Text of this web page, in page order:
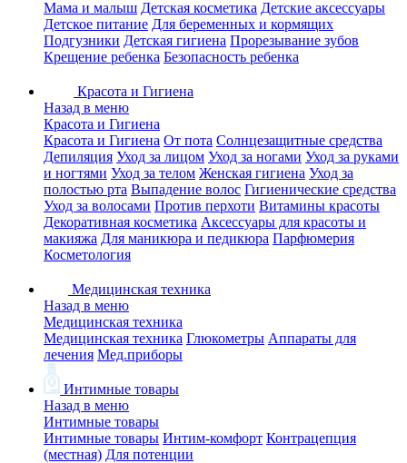
Мама и малыш Детская косметика Детские аксессуары
Детское питание Для беременных и кормящих
Подгузники Детская гигиена Прорезывание зубов
Крещение ребенка Безопасность ребенка
Красота и Гигиена
Назад в меню
Красота и Гигиена
Красота и Гигиена От пота Солнцезащитные средства
Депиляция Уход за лицом Уход за ногами Уход за руками
и ногтями Уход за телом Женская гигиена Уход за
полостью рта Выпадение волос Гигиенические средства
Уход за волосами Против перхоти Витамины красоты
Декоративная косметика Аксессуары для красоты и
макияжа Для маникюра и педикюра Парфюмерия
Косметология
Медицинская техника
Назад в меню
Медицинская техника
Медицинская техника Глюкометры Аппараты для
лечения Мед.приборы
Интимные товары
Назад в меню
Интимные товары
Интимные товары Интим-комфорт Контрацепция
(местная) Для потенции